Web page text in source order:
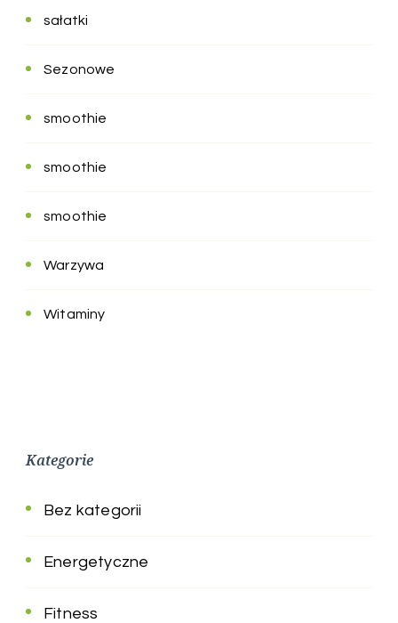
sałatki
Sezonowe
smoothie
smoothie
smoothie
Warzywa
Witaminy
Kategorie
Bez kategorii
Energetyczne
Fitness